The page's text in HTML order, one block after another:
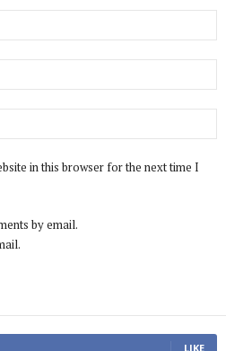
in this browser for the next time I
by email.
LIKE